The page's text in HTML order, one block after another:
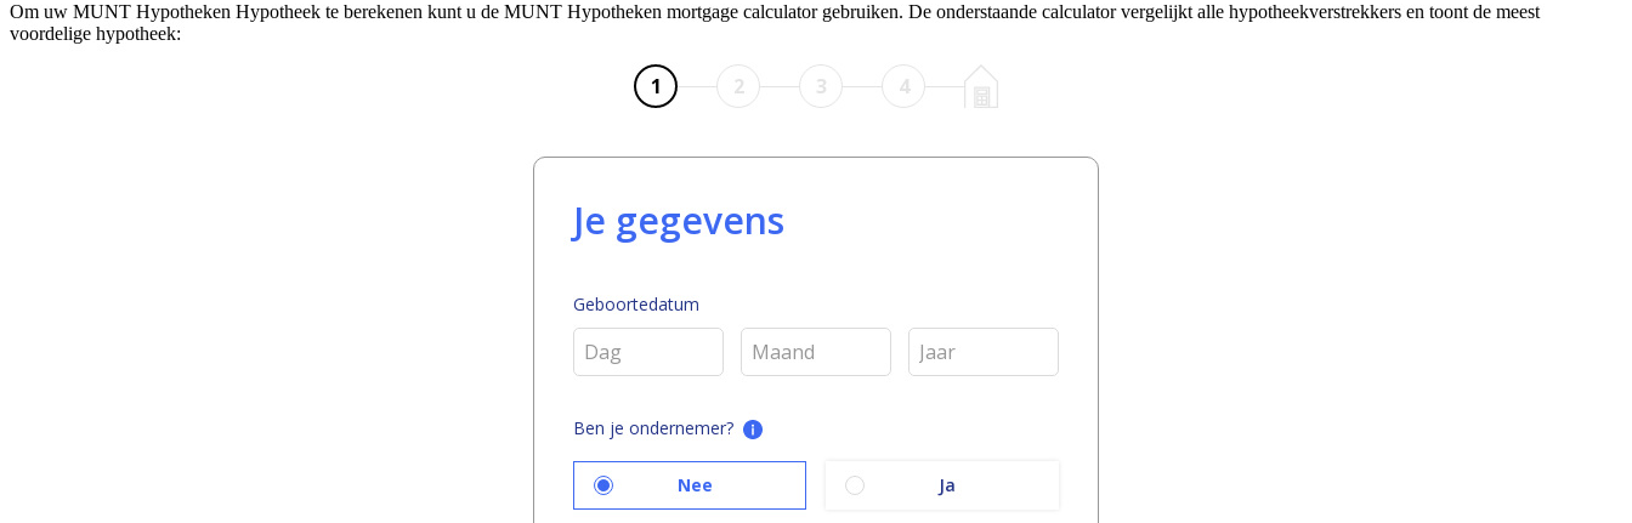
Om uw MUNT Hypotheken Hypotheek te berekenen kunt u de MUNT Hypotheken mortgage calculator gebruiken. De onderstaande calculator vergelijkt alle hypotheekverstrekkers en toont de meest
voordelige hypotheek: